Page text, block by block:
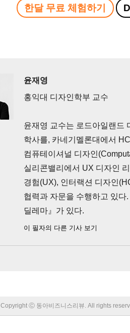
한달 무료 체험하기
윤재영
홍익대 디자인학부 교수
윤재영 교수는 로드아일랜드
학사를, 카네기멜론대에서
컴퓨테이셔널 디자인
실리콘밸리에서 UX 디자인
경험(UX), 인터랙션 디자인
협력과 자문을 수행하고 있다
딜레마』가 있다.
이 필자의 다른 기사 보기
Copyright Ⓒ 동아비즈니스리뷰. All rights